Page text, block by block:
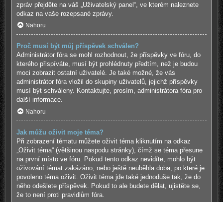
zpráv přejděte na váš „Uživatelský panel“, ve kterém naleznete
odkaz na vaše rozepsané zprávy.
Nahoru
Proč musí být můj příspěvek schválen?
Administrátor fóra se mohl rozhodnout, že příspěvky ve fóru, do
kterého přispíváte, musí být prohlédnuty předtím, než je budou
moci zobrazit ostatní uživatelé. Je také možné, že vás
administrátor fóra vložil do skupiny uživatelů, jejichž příspěvky
musí být schváleny. Kontaktujte, prosím, administrátora fóra pro
další informace.
Nahoru
Jak můžu oživit moje téma?
Při zobrazení tématu můžete oživit téma kliknutím na odkaz
„Oživit téma“ (většinou naspodu stránky), čímž se téma přesune
na první místo ve fóru. Pokud tento odkaz nevidíte, mohlo být
oživování témat zakázáno, nebo ještě neuběhla doba, po které je
povoleno téma oživit. Oživit téma jde také jednoduše tak, že do
něho odešlete příspěvek. Pokud to ale budete dělat, ujistěte se,
že to není proti pravidlům fóra.